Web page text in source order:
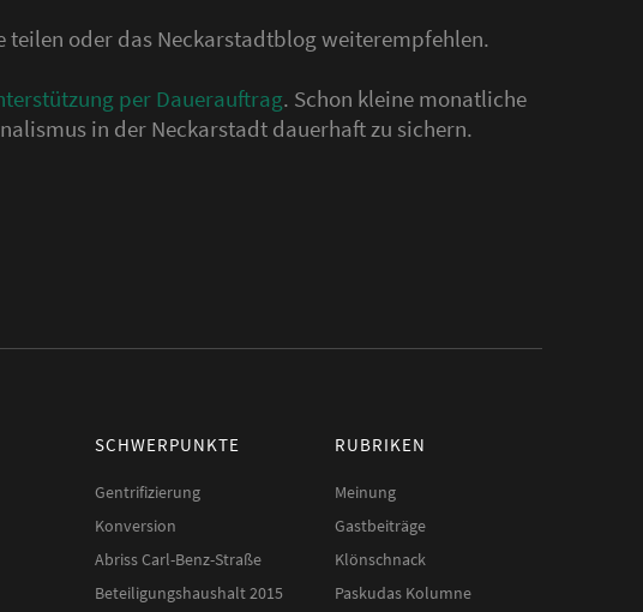
teilen oder das Neckarstadtblog weiterempfehlen.
per Dauerauftrag. Schon kleine monatliche
in der Neckarstadt dauerhaft zu sichern.
SCHWERPUNKTE
Gentrifizierung
Konversion
Abriss Carl-Benz-Straße
Beteiligungshaushalt 2015
RUBRIKEN
Meinung
Gastbeiträge
Klönschnack
Paskudas Kolumne